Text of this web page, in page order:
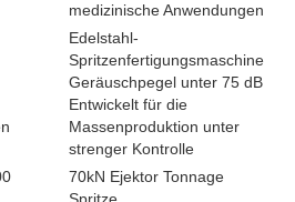
medizinische Anwendungen
Edelstahl-
Spritzenfertigungsmaschine
Geräuschpegel unter 75 dB
Entwickelt für die
Massenproduktion unter
strenger Kontrolle
70kN Ejektor Tonnage